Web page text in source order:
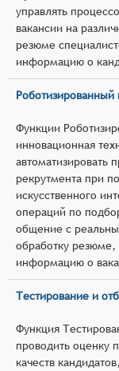
управлять
вакансии на
резюме
информацию о
Роботизированный
Функции
инновационная
автоматизировать
рекрутмента при
искусственного
операций по
общение с
обработку резюме,
информацию о
Тестирование и
Функция
проводить оценку
качеств